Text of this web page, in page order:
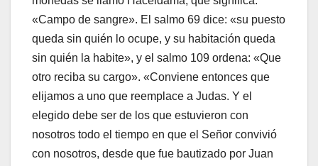
«Campo de sangre». El salmo 69 dice: «su puesto
queda sin quién lo ocupe, y su habitación queda
sin quién la habite», y el salmo 109 ordena: «Que
otro reciba su cargo». «Conviene entonces que
elijamos a uno que reemplace a Judas. Y el
elegido debe ser de los que estuvieron con
nosotros todo el tiempo en que el Señor convivió
con nosotros, desde que fue bautizado por Juan